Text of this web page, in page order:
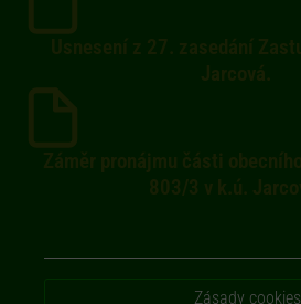
Zásady cookies